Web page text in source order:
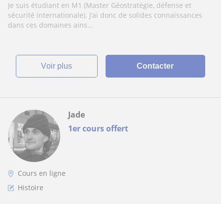
Je suis étudiant en M1 (Master Géostratégie, défense et
sécurité internationale). J’ai donc de solides connaissances
dans ces domaines ains...
voir plus Contacter
1er cours offert
Jade
Cours en ligne
Histoire